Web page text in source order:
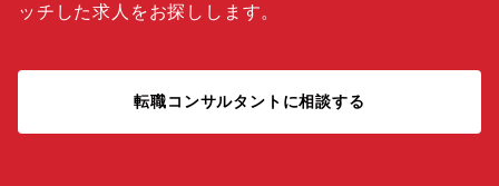
ッチした求人をお探しします。
転職コンサルタントに相談する